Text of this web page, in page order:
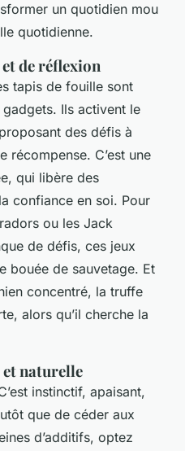
un quotidien mou
quotidienne.
de réflexion
tapis de fouille sont
Ils activent le
des défis à
récompense. C’est une
qui libère des
confiance en soi. Pour
ou les Jack
de défis, ces jeux
bouée de sauvetage. Et
concentré, la truffe
alors qu’il cherche la
et naturelle
instinctif, apaisant,
que de céder aux
d’additifs, optez